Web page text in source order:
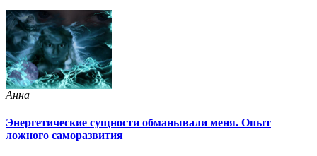
Анна
Энергетические сущности обманывали меня. Опыт
ложного саморазвития